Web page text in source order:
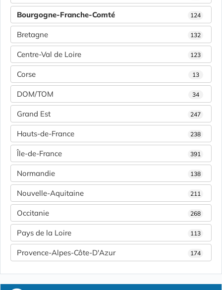
Bourgogne-Franche-Comté 124
Bretagne 132
Centre-Val de Loire 123
Corse 13
DOM/TOM 34
Grand Est 247
Hauts-de-France 238
Île-de-France 391
Normandie 138
Nouvelle-Aquitaine 211
Occitanie 268
Pays de la Loire 113
Provence-Alpes-Côte-D'Azur 174